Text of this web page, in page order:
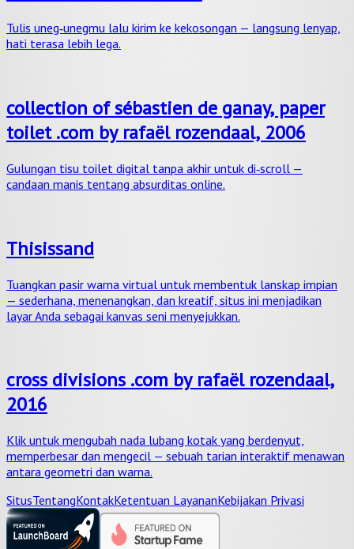
Tulis uneg‑unegmu lalu kirim ke kekosongan — langsung lenyap,
hati terasa lebih lega.
collection of sébastien de ganay, paper
toilet .com by rafaël rozendaal, 2006
Gulungan tisu toilet digital tanpa akhir untuk di‑scroll —
candaan manis tentang absurditas online.
Thisissand
Tuangkan pasir warna virtual untuk membentuk lanskap impian
— sederhana, menenangkan, dan kreatif, situs ini menjadikan
layar Anda sebagai kanvas seni menyejukkan.
cross divisions .com by rafaël rozendaal,
2016
Klik untuk mengubah nada lubang kotak yang berdenyut,
memperbesar dan mengecil — sebuah tarian interaktif menawan
antara geometri dan warna.
SitusTentangKontakKetentuan LayananKebijakan Privasi